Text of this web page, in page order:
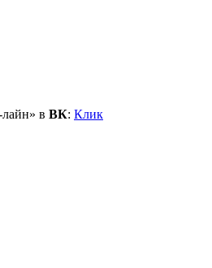
в ВК: Клик